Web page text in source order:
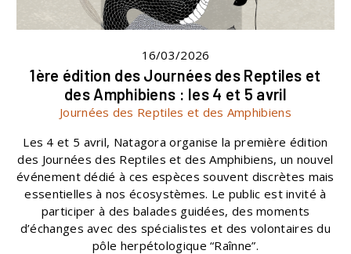
16/03/2026
1ère édition des Journées des Reptiles et
des Amphibiens : les 4 et 5 avril
Journées des Reptiles et des Amphibiens
Les 4 et 5 avril, Natagora organise la première édition
des Journées des Reptiles et des Amphibiens, un nouvel
événement dédié à ces espèces souvent discrètes mais
essentielles à nos écosystèmes. Le public est invité à
participer à des balades guidées, des moments
d’échanges avec des spécialistes et des volontaires du
pôle herpétologique “Raînne”.